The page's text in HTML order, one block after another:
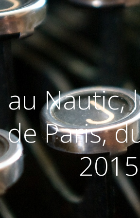
au Nautic,
Paris,
2015